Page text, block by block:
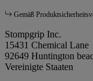
Gemäß
Stompgrip Inc.
15431 Chemical Lane
92649 Huntington
Vereinigte Staaten